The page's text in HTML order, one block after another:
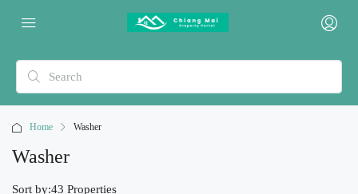
Home Washer
Washer
43 Properties
Sort by: